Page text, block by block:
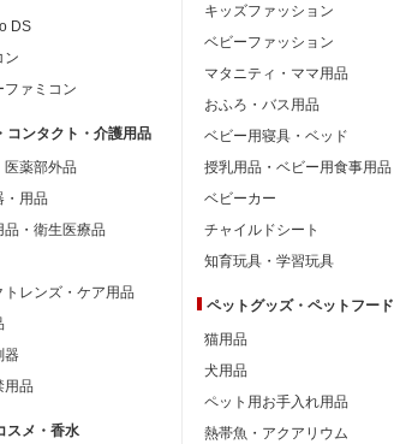
DS
ン
ファミコン
コンタクト・介護用品
医薬部外品
・用品
品・衛生医療品
トレンズ・ケア用品
器
用品
スメ・香水
キッズファッション
ベビーファッション
マタニティ・ママ用品
おふろ・バス用品
ベビー用寝具・ベッド
授乳用品・ベビー用食事用品
ベビーカー
チャイルドシート
知育玩具・学習玩具
ペットグッズ・ペットフード
猫用品
犬用品
ペット用お手入れ用品
熱帯魚・アクアリウム